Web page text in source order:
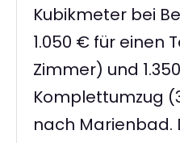
Kubikmeter bei
1.050 € für einen
Zimmer) und
Komplettumzug
nach Marienbad.